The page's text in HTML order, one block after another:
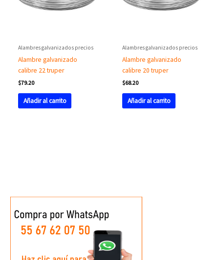
Alambres galvanizados precios
Alambre galvanizado
calibre 22 truper
$79.20
Añadir al carrito
Alambres galvanizados precios
Alambre galvanizado
calibre 20 truper
$68.20
Añadir al carrito